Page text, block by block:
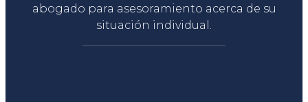
abogado para asesoramiento acerca de su
situación individual.